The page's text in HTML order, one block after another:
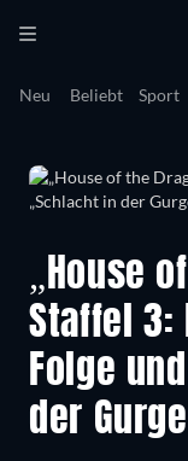
Neu Beliebt Sport
„House
Staffel 3:
Folge
der